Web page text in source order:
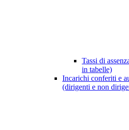
Tassi di
in tabelle)
Incarichi conferiti e
(dirigenti e non